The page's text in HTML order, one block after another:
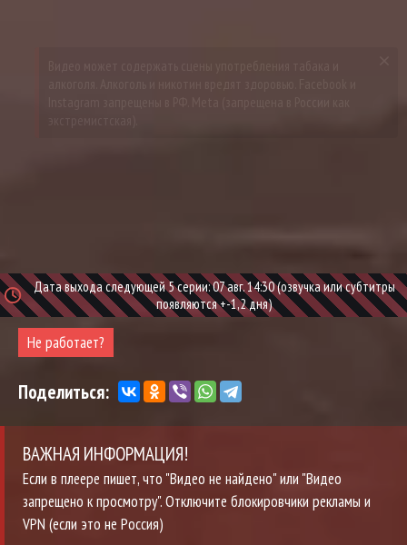
Дата выхода следующей 5 серии: 07 авг. 14:30 (озвучка или субтитры
появляются +-1,2 дня)
Не работает?
Поделиться:
ВАЖНАЯ ИНФОРМАЦИЯ!
Если в плеере пишет, что "Видео не найдено" или "Видео
запрещено к просмотру". Отключите блокировчики рекламы и
VPN (если это не Россия)